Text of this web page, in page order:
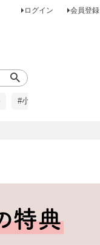
ログイン 会員登録
#小柄な方に